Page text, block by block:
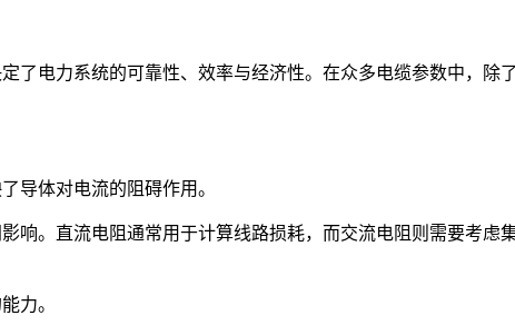
了电力系统的可靠性、效率与经济性。在众多电缆参数中，
导体对电流的阻碍作用。
响。直流电阻通常用于计算线路损耗，而交流电阻则需要考
力。